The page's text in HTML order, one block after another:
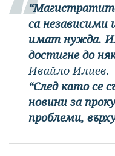
са
имат нужда.
достигне до
Ивайло Илиев.
“След като се
новини за
проблеми,